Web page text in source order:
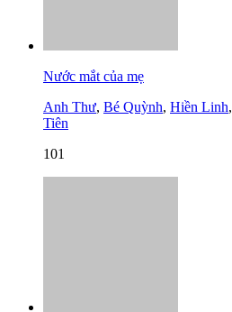
Nước mắt của mẹ
Anh Thư, Bé Quỳnh, Hiền Linh,
Tiên
101